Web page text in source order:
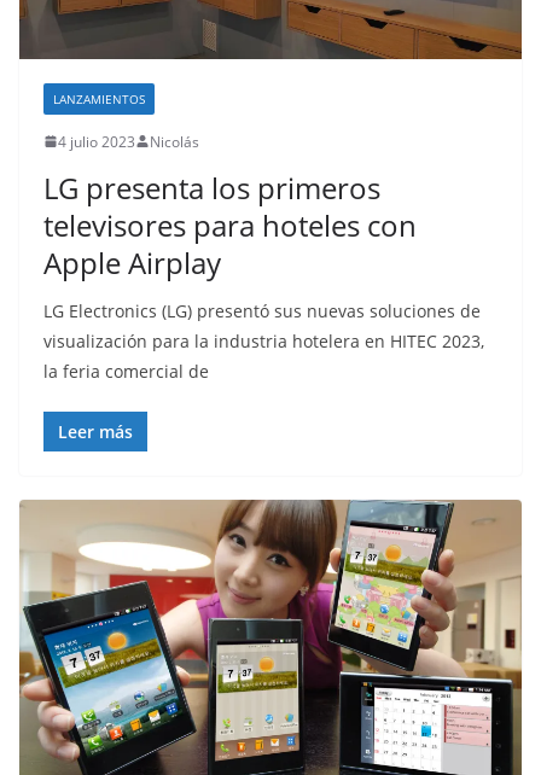
LANZAMIENTOS
4 julio 2023 Nicolás
LG presenta los primeros
televisores para hoteles con
Apple Airplay
LG Electronics (LG) presentó sus nuevas soluciones de
visualización para la industria hotelera en HITEC 2023,
la feria comercial de
Leer más